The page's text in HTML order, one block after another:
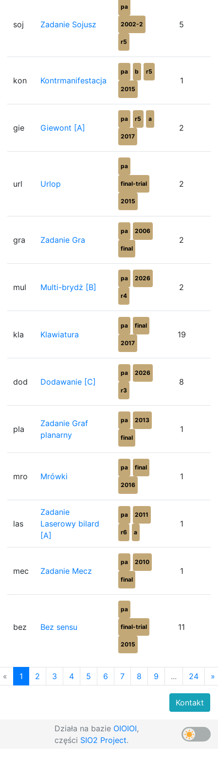
soj Zadanie Sojusz
pa
2002-2
r5
5
kon Kontrmanifestacja
pa b r5
2015
1
gie Giewont [A]
pa r5 a
2017
2
url Urlop
pa
final-trial
2015
2
gra Zadanie Gra
pa 2006
final
2
mul Multi-brydż [B]
pa 2026
r4
2
kla Klawiatura
pa final
2017
19
dod Dodawanie [C]
pa 2026
r3
8
pla
Zadanie Graf
planarny
pa 2013
final
1
mro Mrówki
pa final
2016
1
las
Zadanie
Laserowy bilard
[A]
pa 2011
r6 a
1
mec Zadanie Mecz
pa 2010
final
1
bez Bez sensu
pa
final-trial
2015
11
« 1 2 3 4 5 6 7 8 9 ... 24 »
Działa na bazie OIOIOI,
części SIO2 Project.
Kontakt